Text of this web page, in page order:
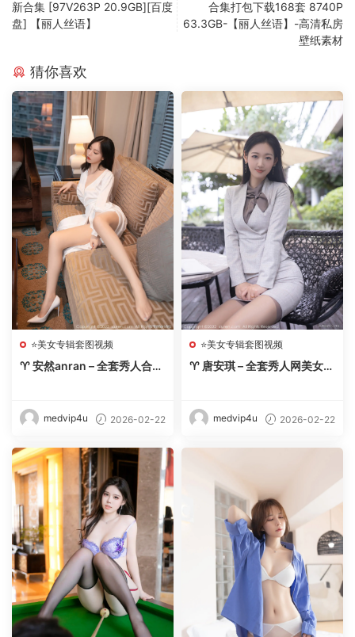
新合集 [97V263P 20.9GB][百度
盘] 【丽人丝语】
合集打包下载168套 8740P
63.3GB-【丽人丝语】-高清私房
壁纸素材
猜你喜欢
⭐美女专辑套图视频
♈ 安然anran – 全套秀人合集
medvip4u 2026-02-22
⭐美女专辑套图视频
♈ 唐安琪 – 全套秀人网美女写
medvip4u 2026-02-22